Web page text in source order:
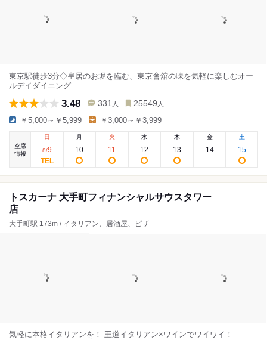
東京駅徒歩3分◇皇居のお堀を臨む、東京會舘の味を気軽に楽しむオー
ルデイダイニング
3.48 331 人 25549 人
￥5,000～￥5,999 ￥3,000～￥3,999
空席
情報
日
8/9
月
10
火
11
水
12
木
13
金
14
土
15
トスカーナ 大手町フィナンシャルサウスタワー
店
大手町駅 173m / イタリアン、居酒屋、ピザ
気軽に本格イタリアンを！ 王道イタリアン×ワインでワイワイ！